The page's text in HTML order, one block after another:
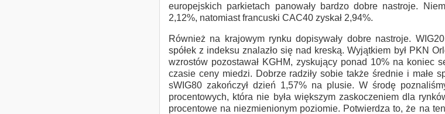
europejskich parkietach panowały bardzo dobre nastroje.
2,12%, natomiast francuski CAC40 zyskał 2,94%.
Również na krajowym rynku dopisywały dobre nastroje.
spółek z indeksu znalazło się nad kreską. Wyjątkiem był PKN
wzrostów pozostawał KGHM, zyskujący ponad 10% na koniec
czasie ceny miedzi. Dobrze radziły sobie także średnie i małe
sWIG80 zakończył dzień 1,57% na plusie. W środę
procentowych, która nie była większym zaskoczeniem dla
procentowe na niezmienionym poziomie. Potwierdza to, że na